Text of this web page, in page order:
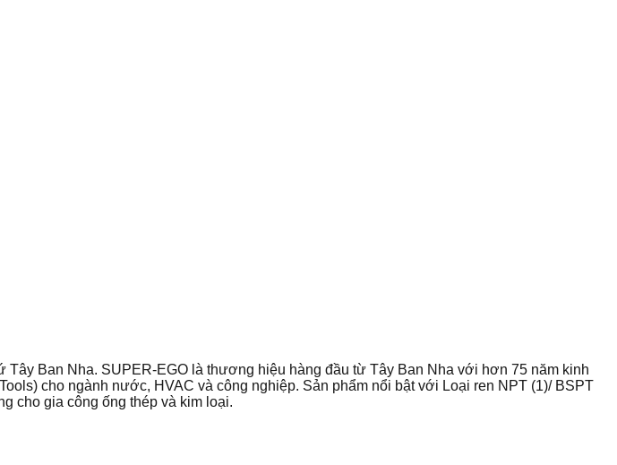
Ban Nha. SUPER-EGO là thương hiệu hàng đầu từ Tây Ban Nha với hơn 75 năm kinh
cho ngành nước, HVAC và công nghiệp. Sản phẩm nổi bật với Loại ren NPT (1)/ BSPT
cho gia công ống thép và kim loại.